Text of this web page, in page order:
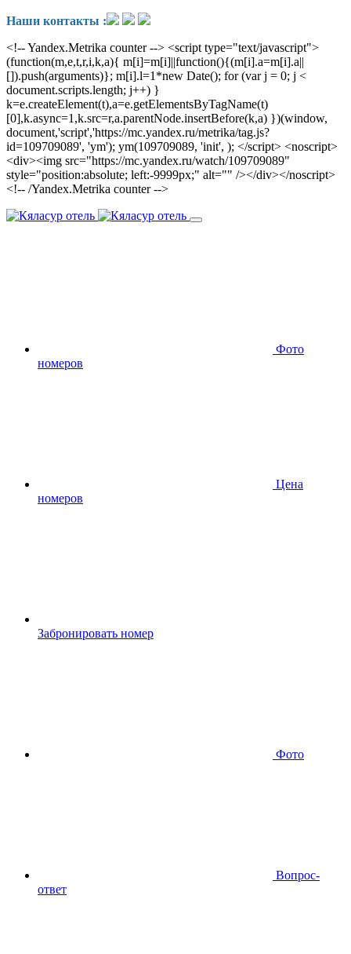
Наши контакты :
<!-- Yandex.Metrika counter --> <script type="text/javascript">
(function(m,e,t,r,i,k,a){ m[i]=m[i]||function(){(m[i].a=m[i].a||
[]).push(arguments)}; m[i].l=1*new Date(); for (var j = 0; j <
document.scripts.length; j++) }
k=e.createElement(t),a=e.getElementsByTagName(t)
[0],k.async=1,k.src=r,a.parentNode.insertBefore(k,a) })(window,
document,'script','https://mc.yandex.ru/metrika/tag.js?
id=109709089', 'ym'); ym(109709089, 'init', ); </script> <noscript>
<div><img src="https://mc.yandex.ru/watch/109709089"
style="position:absolute; left:-9999px;" alt="" /></div></noscript>
<!-- /Yandex.Metrika counter -->
Фото
номеров
Цена
номеров
Забронировать номер
Фото
Вопрос-
ответ